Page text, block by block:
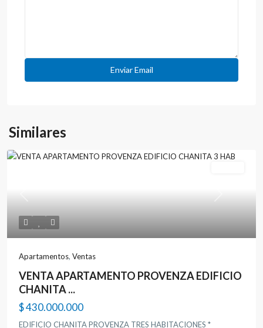
Similares
Previous Next
Apartamentos, Ventas
VENTA APARTAMENTO PROVENZA EDIFICIO
CHANITA ...
$ 430.000.000
EDIFICIO CHANITA PROVENZA TRES HABITACIONES *